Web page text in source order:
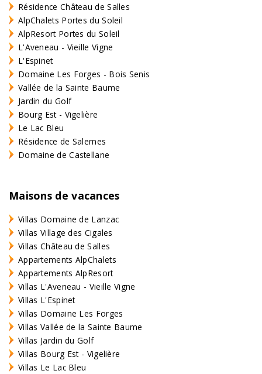
Résidence Château de Salles
AlpChalets Portes du Soleil
AlpResort Portes du Soleil
L'Aveneau - Vieille Vigne
L'Espinet
Domaine Les Forges - Bois Senis
Vallée de la Sainte Baume
Jardin du Golf
Bourg Est - Vigelière
Le Lac Bleu
Résidence de Salernes
Domaine de Castellane
Maisons de vacances
Villas Domaine de Lanzac
Villas Village des Cigales
Villas Château de Salles
Appartements AlpChalets
Appartements AlpResort
Villas L'Aveneau - Vieille Vigne
Villas L'Espinet
Villas Domaine Les Forges
Villas Vallée de la Sainte Baume
Villas Jardin du Golf
Villas Bourg Est - Vigelière
Villas Le Lac Bleu